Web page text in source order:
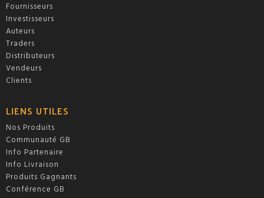
Fournisseurs
Investisseurs
Auteurs
Traders
Distributeurs
Vendeurs
Clients
LIENS UTILES
Nos Produits
Communauté GB
Info Partenaire
Info Livraison
Produits Gagnants
Conférence GB